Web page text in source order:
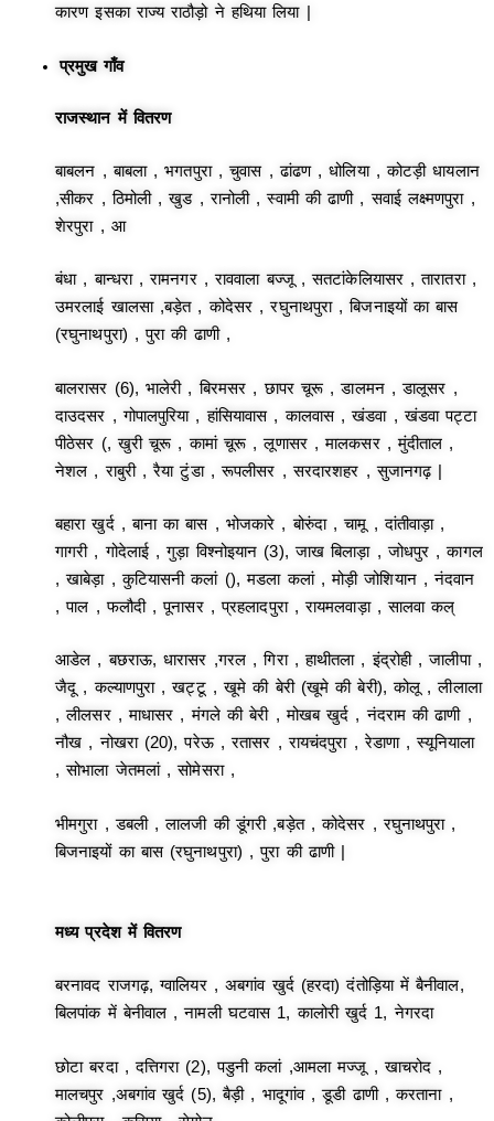
कारण इसका राज्य राठौड़ो ने हथिया लिया |
प्रमुख गाँव
राजस्थान में वितरण
बाबलन , बाबला , भगतपुरा , चुवास , ढांढण , धोलिया , कोटड़ी धायलान
,सीकर , ठिमोली , खुड , रानोली , स्वामी की ढाणी , सवाई लक्ष्मणपुरा ,
शेरपुरा , आ
बंधा , बान्धरा , रामनगर , राववाला बज्जू , सतटांकेलियासर , तारातरा ,
उमरलाई खालसा ,बड़ेत , कोदेसर , रघुनाथपुरा , बिजनाइयों का बास
(रघुनाथपुरा) , पुरा की ढाणी ,
बालरासर (6), भालेरी , बिरमसर , छापर चूरू , डालमन , डालूसर ,
दाउदसर , गोपालपुरिया , हांसियावास , कालवास , खंडवा , खंडवा पट्टा
पीठेसर (, खुरी चूरू , कामां चूरू , लूणासर , मालकसर , मुंदीताल ,
नेशल , राबुरी , रैया टुंडा , रूपलीसर , सरदारशहर , सुजानगढ़ |
बहारा खुर्द , बाना का बास , भोजकारे , बोरुंदा , चामू , दांतीवाड़ा ,
गागरी , गोदेलाई , गुड़ा विश्नोइयान (3), जाख बिलाड़ा , जोधपुर , कागल
, खाबेड़ा , कुटियासनी कलां (), मडला कलां , मोड़ी जोशियान , नंदवान
, पाल , फलौदी , पूनासर , प्रहलादपुरा , रायमलवाड़ा , सालवा कल्
आडेल , बछराऊ, धारासर ,गरल , गिरा , हाथीतला , इंद्रोही , जालीपा ,
जैदू , कल्याणपुरा , खट्टू , खूमे की बेरी (खूमे की बेरी), कोलू , लीलाला
, लीलसर , माधासर , मंगले की बेरी , मोखब खुर्द , नंदराम की ढाणी ,
नौख , नोखरा (20), परेऊ , रतासर , रायचंदपुरा , रेडाणा , स्यूनियाला
, सोभाला जेतमलां , सोमेसरा ,
भीमगुरा , डबली , लालजी की डूंगरी ,बड़ेत , कोदेसर , रघुनाथपुरा ,
बिजनाइयों का बास (रघुनाथपुरा) , पुरा की ढाणी |
मध्य प्रदेश में वितरण
बरनावद राजगढ़, ग्वालियर , अबगांव खुर्द (हरदा) दंतोड़िया में बैनीवाल,
बिलपांक में बेनीवाल , नामली घटवास 1, कालोरी खुर्द 1, नेगरदा
छोटा बरदा , दत्तिगरा (2), पडुनी कलां ,आमला मज्जू , खाचरोद ,
मालचपुर ,अबगांव खुर्द (5), बैड़ी , भादूगांव , डूडी ढाणी , करताना ,